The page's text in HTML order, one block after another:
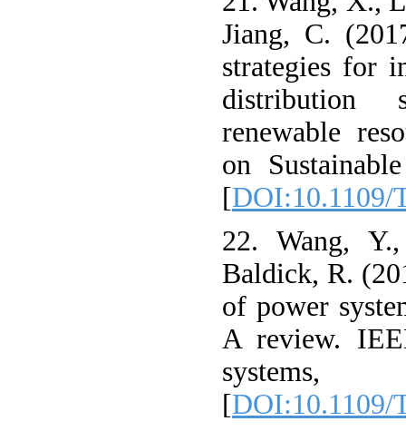
Jiang, C.
strategies for
distribution
renewable
on
[DOI:10.1109/
22. Wang,
Baldick, R.
of power
A review.
systems,
[DOI:10.1109/